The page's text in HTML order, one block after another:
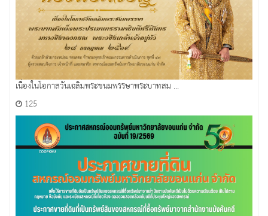
เนื่องในโอกาสวันเฉลิมพระชนมพรรษาพระบาทสม ...
125